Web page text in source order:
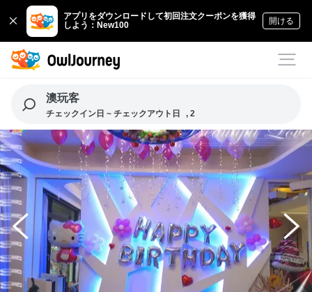
アプリをダウンロードして初回注文クーポンを獲得
しよう：New100
開ける
澳玩客
チェックイン日 ~ チェックアウト日 , 2